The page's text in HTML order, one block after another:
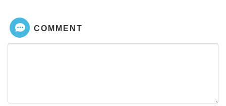
COMMENT